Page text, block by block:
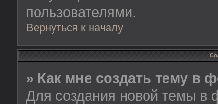
пользователями.
Вернуться к началу
» Как мне создать тему в
Для создания новой темы в